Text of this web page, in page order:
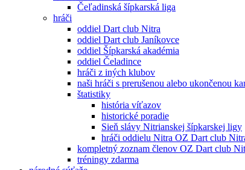
Čeľadinská šípkarská liga
hráči
oddiel Dart club Nitra
oddiel Dart club Janíkovce
oddiel Šípkarská akadémia
oddiel Čeladince
hráči z iných klubov
naši hráči s prerušenou alebo ukončenou
štatistiky
história víťazov
historické poradie
Sieň slávy Nitrianskej šípkarskej ligy
hráči oddielu Nitra OZ Dart club
kompletný zoznam členov OZ Dart club
tréningy zdarma